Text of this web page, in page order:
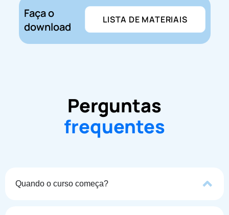
Faça o
download
LISTA DE MATERIAIS
Perguntas
frequentes
Quando o curso começa?